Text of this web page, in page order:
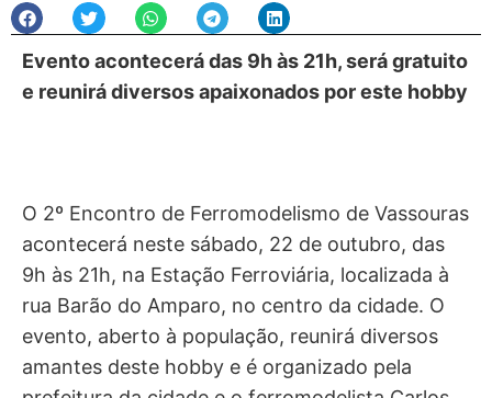
Evento acontecerá das 9h às 21h, será gratuito
e reunirá diversos apaixonados por este hobby
O 2º Encontro de Ferromodelismo de Vassouras
acontecerá neste sábado, 22 de outubro, das
9h às 21h, na Estação Ferroviária, localizada à
rua Barão do Amparo, no centro da cidade. O
evento, aberto à população, reunirá diversos
amantes deste hobby e é organizado pela